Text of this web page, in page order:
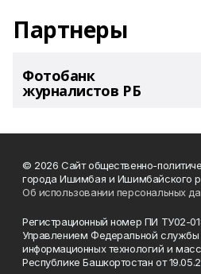
Партнеры
Фотобанк
журналистов РБ
© 2026 Сайт общественно-
города Ишимбая и Ишимбайского
Об использовании персональных
Регистрационный номер ПИ ТУ02-
Управлением Федеральной службы
информационных технологий и
Республике Башкортостан от